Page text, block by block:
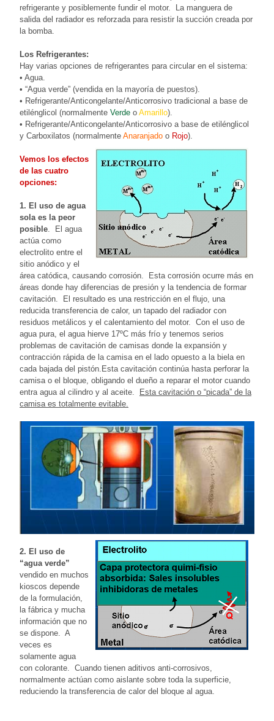
refrigerante y posiblemente fundir el motor. La manguera de
salida del radiador es reforzada para resistir la succión creada por
la bomba.
Los Refrigerantes:
Hay varias opciones de refrigerantes para circular en el sistema:
• Agua.
• “Agua verde” (vendida en la mayoría de puestos).
• Refrigerante/Anticongelante/Anticorrosivo tradicional a base de
etilénglicol (normalmente Verde o Amarillo).
• Refrigerante/Anticongelante/Anticorrosivo a base de etilénglicol
y Carboxilatos (normalmente Anaranjado o Rojo).
Vemos los efectos
de las cuatro
opciones:
1. El uso de agua
sola es la peor
posible . El agua
actúa como
electrolito entre el
sitio anódico y el
área catódica, causando corrosión. Esta corrosión ocurre más en
áreas donde hay diferencias de presión y la tendencia de formar
cavitación. El resultado es una restricción en el flujo, una
reducida transferencia de calor, un tapado del radiador con
residuos metálicos y el calentamiento del motor. Con el uso de
agua pura, el agua hierve 17ºC más frío y tenemos serios
problemas de cavitación de camisas donde la expansión y
contracción rápida de la camisa en el lado opuesto a la biela en
cada bajada del pistón.Esta cavitación continúa hasta perforar la
camisa o el bloque, obligando el dueño a reparar el motor cuando
entra agua al cilindro y al aceite. Esta cavitación o “picada” de la
camisa es totalmente evitable.
2. El uso de
“agua verde”
vendido en muchos
kioscos depende
de la formulación,
la fábrica y mucha
información que no
se dispone. A
veces es
solamente agua
con colorante. Cuando tienen aditivos anti-corrosivos,
normalmente actúan como aislante sobre toda la superficie,
reduciendo la transferencia de calor del bloque al agua.